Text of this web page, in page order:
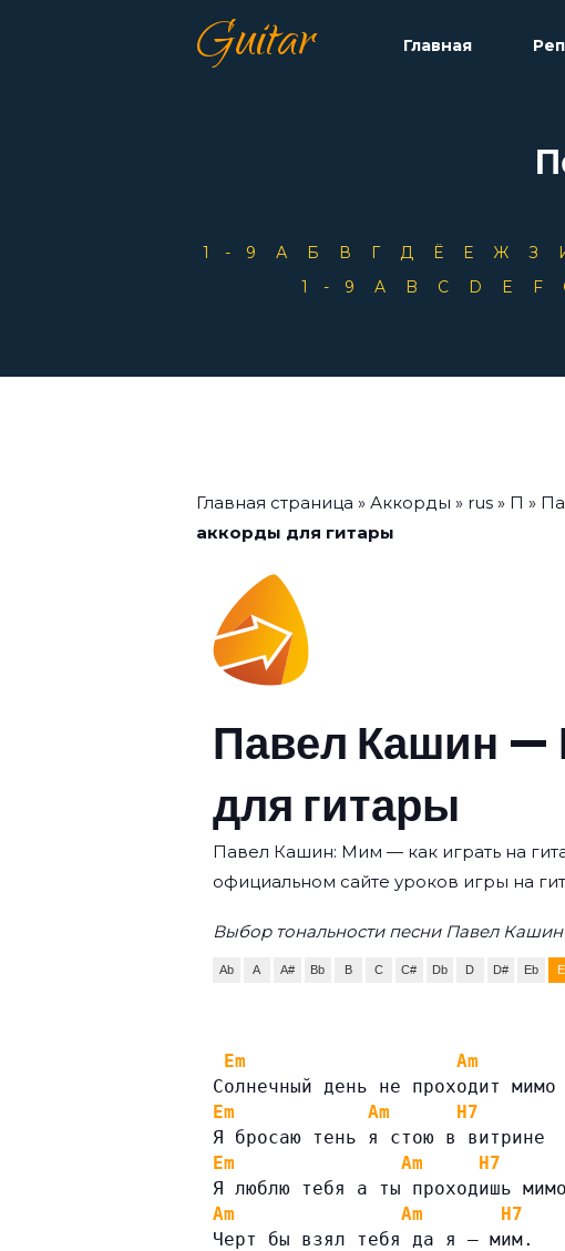
Guitar Главная
1-9 А Б В Г Д Ё Е Ж З
1-9
A B C D E F
Главная страница » Аккорды » rus » П »
аккорды для гитары
Павел Кашин —
для гитары
Павел Кашин: Мим — как играть на
официальном сайте уроков игры на
Выбор тональности песни Павел
Ab A A# Bb B C C# Db D D# Eb E
Em Am
Солнечный день не проходит мимо
Em
Am
H7
Я бросаю тень я стою в витрине
Em
Am
H7
Я люблю тебя а ты проходишь мимо
Am
Am
H7
Черт бы взял тебя да я — мим.